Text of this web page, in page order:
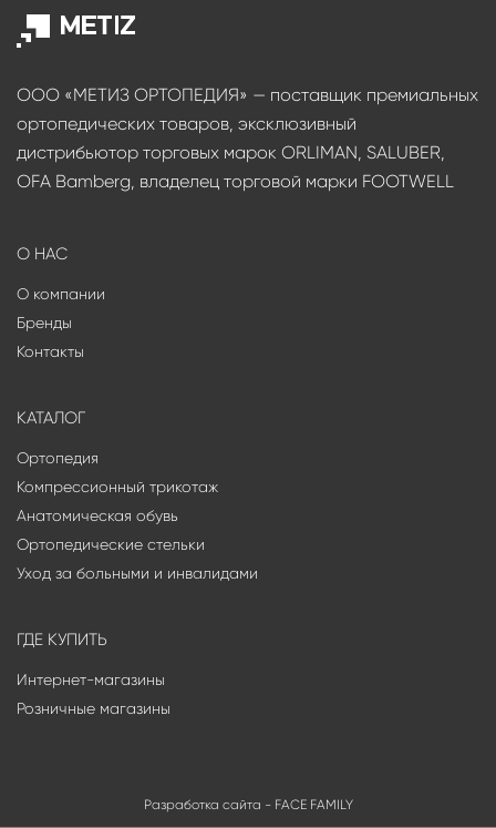
ООО «МЕТИЗ ОРТОПЕДИЯ» — поставщик премиальных
ортопедических товаров, эксклюзивный
дистрибьютор торговых марок ORLIMAN, SALUBER,
OFA Bamberg, владелец торговой марки FOOTWELL
О НАС
О компании
Бренды
Контакты
КАТАЛОГ
Ортопедия
Компрессионный трикотаж
Анатомическая обувь
Ортопедические стельки
Уход за больными и инвалидами
ГДЕ КУПИТЬ
Интернет-магазины
Розничные магазины
Разработка сайта - FACE FAMILY